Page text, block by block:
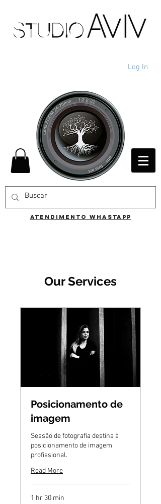
Log In
ATENDIMENTO WHASTAPP
Our Services
Posicionamento de
imagem
Sessão de fotografia destina à
posicionamento de imagem
profissional.
Read More
1 hr 30 min